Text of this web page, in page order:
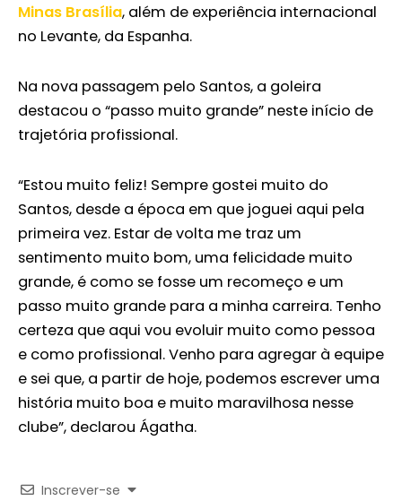
Minas Brasília, além de experiência internacional
no Levante, da Espanha.
Na nova passagem pelo Santos, a goleira
destacou o “passo muito grande” neste início de
trajetória profissional.
“Estou muito feliz! Sempre gostei muito do
Santos, desde a época em que joguei aqui pela
primeira vez. Estar de volta me traz um
sentimento muito bom, uma felicidade muito
grande, é como se fosse um recomeço e um
passo muito grande para a minha carreira. Tenho
certeza que aqui vou evoluir muito como pessoa
e como profissional. Venho para agregar à equipe
e sei que, a partir de hoje, podemos escrever uma
história muito boa e muito maravilhosa nesse
clube”, declarou Ágatha.
Inscrever-se